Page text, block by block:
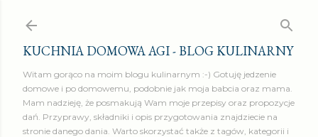
KUCHNIA DOMOWA AGI - BLOG KULINARNY
Witam gorąco na moim blogu kulinarnym :-) Gotuję jedzenie
domowe i po domowemu, podobnie jak moja babcia oraz mama.
Mam nadzieję, że posmakują Wam moje przepisy oraz propozycje
dań. Przyprawy, składniki i opis przygotowania znajdziecie na
stronie danego dania. Warto skorzystać także z tagów, kategorii i